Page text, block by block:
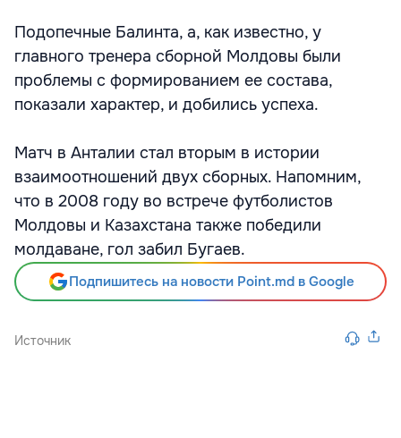
Подопечные Балинта, а, как известно, у
главного тренера сборной Молдовы были
проблемы с формированием ее состава,
показали характер, и добились успеха.
Матч в Анталии стал вторым в истории
взаимоотношений двух сборных. Напомним,
что в 2008 году во встрече футболистов
Молдовы и Казахстана также победили
молдаване, гол забил Бугаев.
Подпишитесь на новости Point.md в Google
Источник